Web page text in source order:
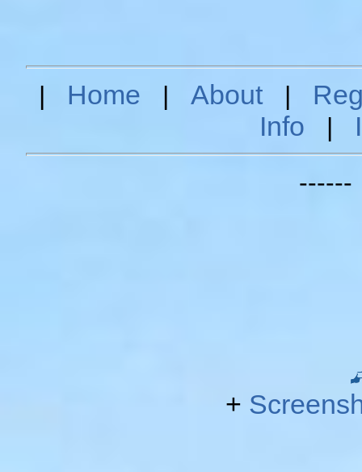
| Home | About|
Info |
+